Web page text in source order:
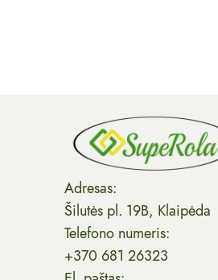
Adresas:
Šilutės pl. 19B, Klaipėda
Telefono numeris:
+370 681 26323